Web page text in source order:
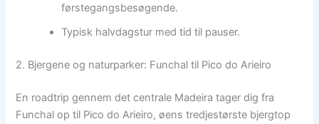
førstegangsbesøgende.
Typisk halvdagstur med tid til pauser.
2. Bjergene og naturparker: Funchal til Pico do Arieiro
En roadtrip gennem det centrale Madeira tager dig fra
Funchal op til Pico do Arieiro, øens tredjestørste bjergtop